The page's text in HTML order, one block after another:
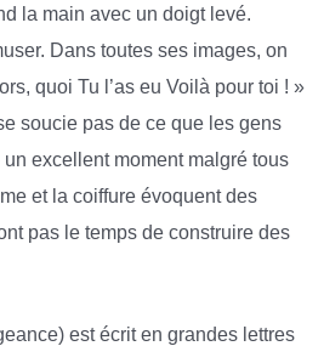
la main avec un doigt levé.
Dans toutes ses images, on
quoi Tu l’as eu Voilà pour toi ! »
soucie pas de ce que les gens
excellent moment malgré tous
et la coiffure évoquent des
pas le temps de construire des
est écrit en grandes lettres